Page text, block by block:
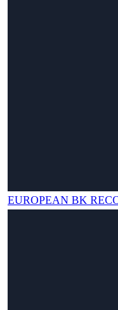
EUROPEAN BK